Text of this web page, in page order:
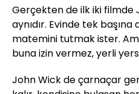
Gerçekten de ilk iki filmde
aynıdır. Evinde tek
matemini tutmak ister.
buna izin vermez, yerli
John Wick de çarnaçar